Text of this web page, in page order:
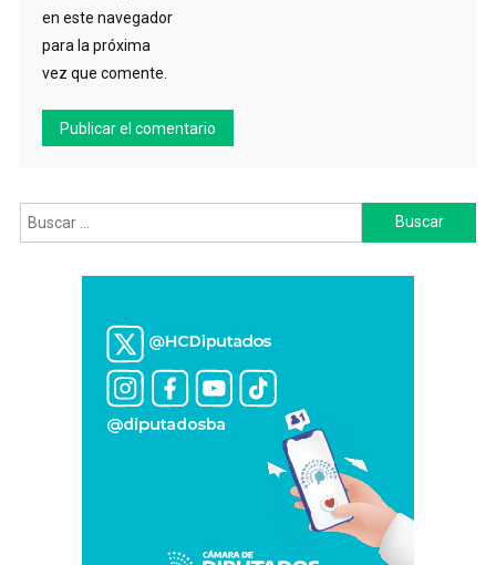
en este navegador
para la próxima
vez que comente.
Buscar: